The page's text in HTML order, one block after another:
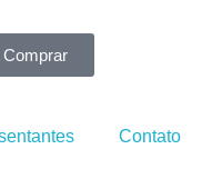
Comprar
Contato